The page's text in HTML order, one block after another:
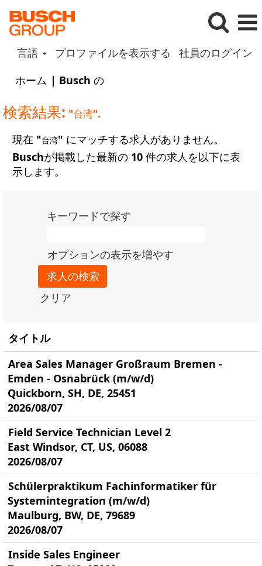
言語 プロファイルを表示する
社員のログイン
ホーム | Busch の(現
ー
ジ)
検索結果: "台湾".
現在 "台湾" にマッチする求人がありません。
Buschが掲載した最新の 10 件の求人を以下に表
示します。
キーワードで探す
オプションの表示を増やす
クリア
タイトル
Area Sales Manager Großraum Bremen -
Emden - Osnabrück (m/w/d)
Quickborn, SH, DE, 25451
2026/08/07
Field Service Technician Level 2
East Windsor, CT, US, 06088
2026/08/07
Schülerpraktikum Fachinformatiker für
Systemintegration (m/w/d)
Maulburg, BW, DE, 79689
2026/08/07
Inside Sales Engineer